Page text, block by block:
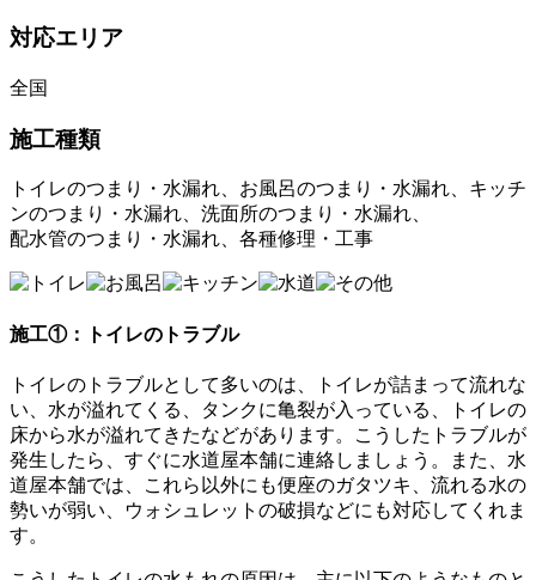
対応エリア
全国
施工種類
トイレのつまり・水漏れ、お風呂のつまり・水漏れ、キッチ
ンのつまり・水漏れ、洗面所のつまり・水漏れ、
配水管のつまり・水漏れ、各種修理・工事
施工①：トイレのトラブル
トイレのトラブルとして多いのは、トイレが詰まって流れな
い、水が溢れてくる、タンクに亀裂が入っている、トイレの
床から水が溢れてきたなどがあります。こうしたトラブルが
発生したら、すぐに水道屋本舗に連絡しましょう。また、水
道屋本舗では、これら以外にも便座のガタツキ、流れる水の
勢いが弱い、ウォシュレットの破損などにも対応してくれま
す。